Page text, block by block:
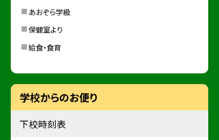
あおぞら学級
保健室より
給食・食育
学校からのお便り
下校時刻表